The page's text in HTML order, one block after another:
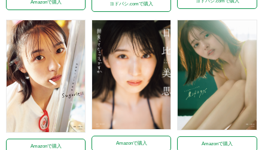
Amazonで購入 ヨドバシ.comで購入
Amazonで購入
Amazonで購入 Amazonで購入